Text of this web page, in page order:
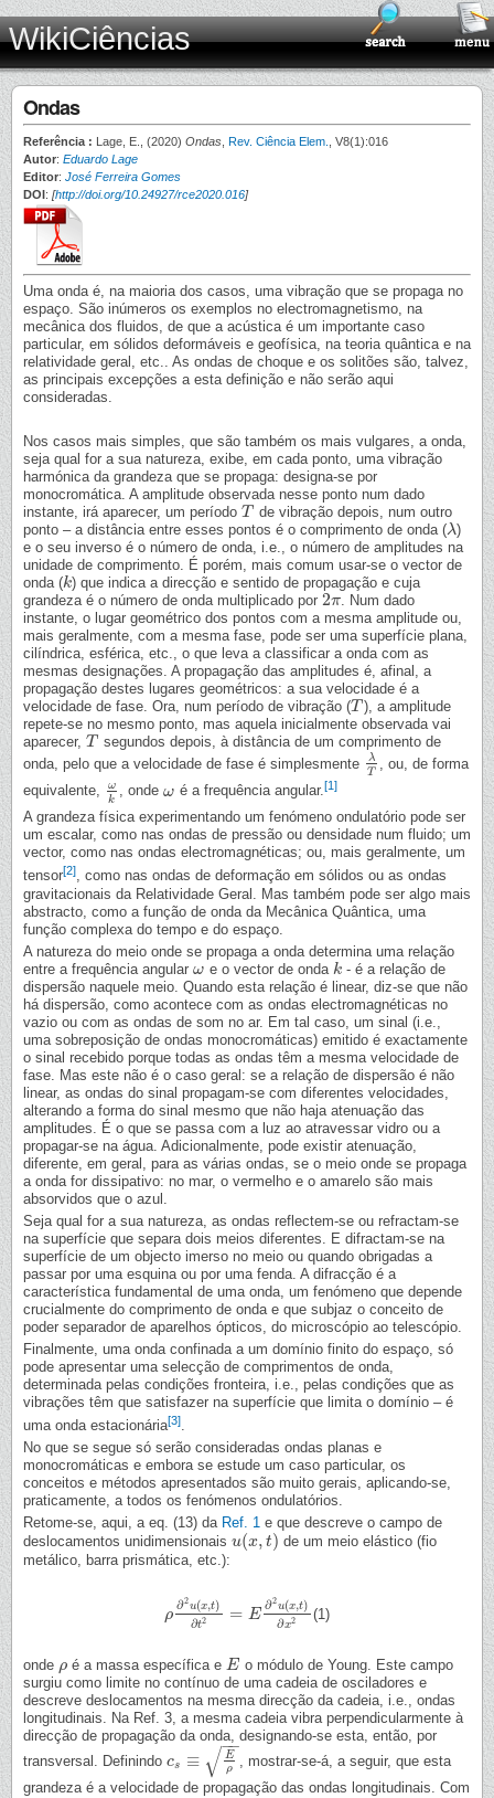
WikiCiências
Ondas
Referência : Lage, E., (2020) Ondas Rev. Ciência Elem.
, V8(1):016
Autor: Eduardo Lage
Editor: José Ferreira Gomes
DOI: [http://doi.org/10.24927/rce2020.016]
Uma onda é, na maioria dos casos, uma vibração que se propaga no
espaço. São inúmeros os exemplos no electromagnetismo, na
mecânica dos fluidos, de que a acústica é um importante caso
particular, em sólidos deformáveis e geofísica, na teoria quântica e na
relatividade geral, etc.. As ondas de choque e os solitões são, talvez,
as principais excepções a esta definição e não serão aqui
consideradas.
Nos casos mais simples, que são também os mais vulgares, a onda,
seja qual for a sua natureza, exibe, em cada ponto, uma vibração
harmónica da grandeza que se propaga: designa-se por
monocromática. A amplitude observada nesse ponto num dado
instante, irá aparecer, um período T
T de vibração depois, num outro
ponto – a distância entre esses pontos é o comprimento de onda (λ
λ)
e o seu inverso é o número de onda, i.e., o número de amplitudes na
unidade de comprimento. É porém, mais comum usar-se o vector de
onda (k
k) que indica a direcção e sentido de propagação e cuja
grandeza é o número de onda multiplicado por 2π
2π. Num dado
instante, o lugar geométrico dos pontos com a mesma amplitude ou,
mais geralmente, com a mesma fase, pode ser uma superfície plana,
cilíndrica, esférica, etc., o que leva a classificar a onda com as
mesmas designações. A propagação das amplitudes é, afinal, a
propagação destes lugares geométricos: a sua velocidade é a
velocidade de fase. Ora, num período de vibração (T
T ), a amplitude
repete-se no mesmo ponto, mas aquela inicialmente observada vai
aparecer, T
T segundos depois, à distância de um comprimento de
onda, pelo que a velocidade de fase é simplesmente
λ
T
λT
, ou, de forma
equivalente,
ω
k
ωk, ondeω
ω é a frequência angular.[1]
A grandeza física experimentando um fenómeno ondulatório pode ser
um escalar, como nas ondas de pressão ou densidade num fluido; um
vector, como nas ondas electromagnéticas; ou, mais geralmente, um
tensor[2], como nas ondas de deformação em sólidos ou as ondas
gravitacionais da Relatividade Geral. Mas também pode ser algo mais
abstracto, como a função de onda da Mecânica Quântica, uma
função complexa do tempo e do espaço.
A natureza do meio onde se propaga a onda determina uma relação
entre a frequência angular ω
ω e o vector de onda k
k- é a relação de
dispersão naquele meio. Quando esta relação é linear, diz-se que não
há dispersão, como acontece com as ondas electromagnéticas no
vazio ou com as ondas de som no ar. Em tal caso, um sinal (i.e.,
uma sobreposição de ondas monocromáticas) emitido é exactamente
o sinal recebido porque todas as ondas têm a mesma velocidade de
fase. Mas este não é o caso geral: se a relação de dispersão é não
linear, as ondas do sinal propagam-se com diferentes velocidades,
alterando a forma do sinal mesmo que não haja atenuação das
amplitudes. É o que se passa com a luz ao atravessar vidro ou a
propagar-se na água. Adicionalmente, pode existir atenuação,
diferente, em geral, para as várias ondas, se o meio onde se propaga
a onda for dissipativo: no mar, o vermelho e o amarelo são mais
absorvidos que o azul.
Seja qual for a sua natureza, as ondas reflectem-se ou refractam-se
na superfície que separa dois meios diferentes. E difractam-se na
superfície de um objecto imerso no meio ou quando obrigadas a
passar por uma esquina ou por uma fenda. A difracção é a
característica fundamental de uma onda, um fenómeno que depende
crucialmente do comprimento de onda e que subjaz o conceito de
poder separador de aparelhos ópticos, do microscópio ao telescópio.
Finalmente, uma onda confinada a um domínio finito do espaço, só
pode apresentar uma selecção de comprimentos de onda,
determinada pelas condições fronteira, i.e., pelas condições que as
vibrações têm que satisfazer na superfície que limita o domínio – é
uma onda estacionária[3].
No que se segue só serão consideradas ondas planas e
monocromáticas e embora se estude um caso particular, os
conceitos e métodos apresentados são muito gerais, aplicando-se,
praticamente, a todos os fenómenos ondulatórios.
Retome-se, aqui, a eq. (13) da Ref. 1 e que descreve o campo de
deslocamentos unidimensionais u(x, t)
u(x,t)
de um meio elástico (fio
metálico, barra prismática, etc.):
ρ
∂2u(x,t)
∂t2 = E
∂2u(x,t)
∂x2
ρ∂2u(x,t)∂ t2= E∂2u(x,t)∂x2
(1)
onde ρ
ρ é a massa específica e E
E o módulo de Young. Este campo
surgiu como limite no contínuo de uma cadeia de osciladores e
descreve deslocamentos na mesma direcção da cadeia, i.e., ondas
longitudinais. Na Ref. 3, a mesma cadeia vibra perpendicularmente à
direcção de propagação da onda, designando-se esta, então, por
transversal. Definindo cs ≡
E
ρ
−−
√
cs ≡E ρ
, mostrar-se-á, a seguir, que esta
grandeza é a velocidade de propagação das ondas longitudinais. Com